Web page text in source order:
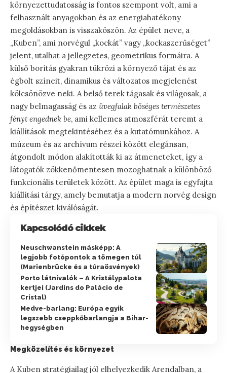
környezettudatosság is fontos szempont volt, ami a
felhasznált anyagokban és az energiahatékony
megoldásokban is visszaköszön. Az épület neve, a
„Kuben”, ami norvégul „kockát” vagy „kockaszerűséget”
jelent, utalhat a jellegzetes, geometrikus formáira. A
külső borítás gyakran tükrözi a környező tájat és az
égbolt színeit, dinamikus és változatos megjelenést
kölcsönözve neki. A belső terek tágasak és világosak, a
nagy belmagasság és az üvegfalak bőséges természetes
fényt engednek be, ami kellemes atmoszférát teremt a
kiállítások megtekintéséhez és a kutatómunkához. A
múzeum és az archívum részei között elegánsan,
átgondolt módon alakították ki az átmeneteket, így a
látogatók zökkenőmentesen mozoghatnak a különböző
funkcionális területek között. Az épület maga is egyfajta
kiállítási tárgy, amely bemutatja a modern norvég design
és építészet kiválóságát.
Kapcsolódó cikkek
Neuschwanstein másképp: A
legjobb fotópontok a tömegen túl
(Marienbrücke és a túraösvények)
Porto látnivalók – A Kristálypalota
kertjei (Jardins do Palácio de
Cristal)
Medve-barlang: Európa egyik
legszebb cseppkőbarlangja a Bihar-
hegységben
Megközelítés és környezet
A Kuben stratégiailag jól elhelyezkedik Arendalban, a